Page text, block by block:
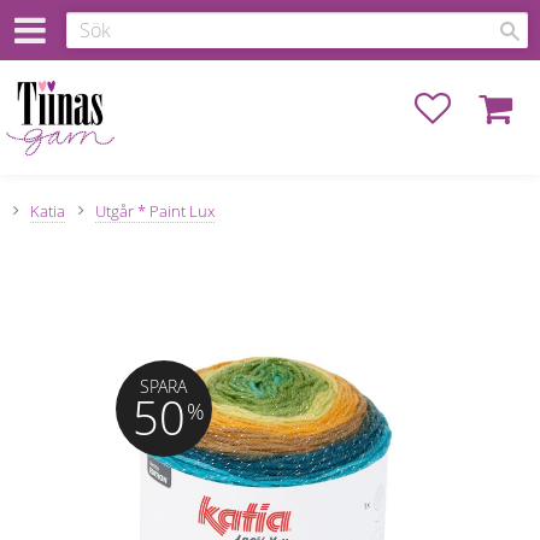
Favoriter
Katia Utgår * Paint Lux
SPARA
50%